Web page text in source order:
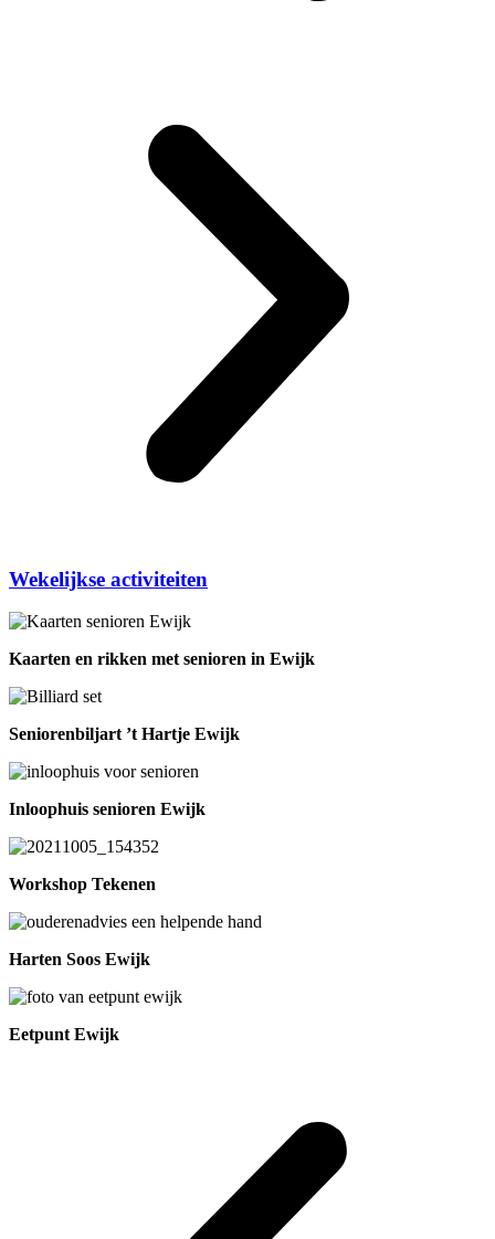
Wekelijkse activiteiten
Kaarten en rikken met senioren in Ewijk
Seniorenbiljart ’t Hartje Ewijk
Inloophuis senioren Ewijk
Workshop Tekenen
Harten Soos Ewijk
Eetpunt Ewijk